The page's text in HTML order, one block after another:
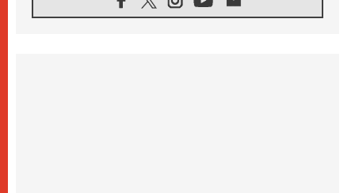
الكنيسة في الأوروغواي: زيارة البابا ستعزز